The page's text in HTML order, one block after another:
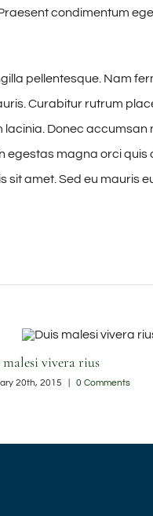
condimentum
pellentesque. Nam
Curabitur rutrum
Donec
egestas magna orci quis
amet. Sed eu mauris
malesi vivera rius
20th, 2015 0 Comments